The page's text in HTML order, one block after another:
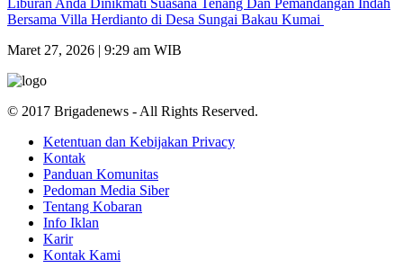
Liburan Anda Dinikmati Suasana Tenang Dan Pemandangan Indah
Bersama Villa Herdianto di Desa Sungai Bakau Kumai
Maret 27, 2026 | 9:29 am WIB
© 2017 Brigadenews - All Rights Reserved.
Ketentuan dan Kebijakan Privacy
Kontak
Panduan Komunitas
Pedoman Media Siber
Tentang Kobaran
Info Iklan
Karir
Kontak Kami